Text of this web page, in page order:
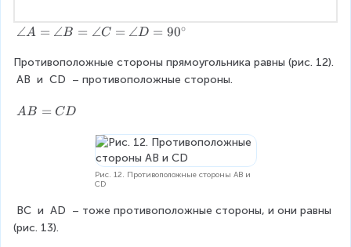
\
n
g
A
le
=
∠A = ∠B = ∠C = ∠D = 90∘
Противоположные стороны прямоугольника равны (рис. 12).
AB и CD – противоположные стороны.
A
AB = CD
Рис. 12. Противоположные стороны AB и
CD
BC и AD – тоже противоположные стороны, и они равны
(рис. 13).